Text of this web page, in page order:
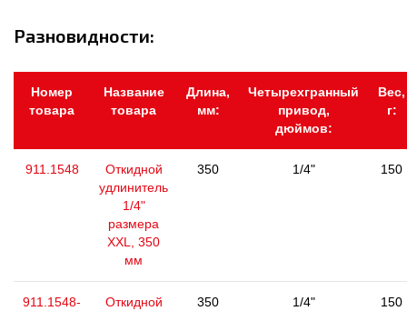
Разновидности:
Номер
товара
Название
товара
Длина,
мм:
Четырехгранный
привод,
дюймов:
Вес,
г:
911.1548
Откидной
удлинитель
1/4"
размера
XXL, 350
мм
350 1/4" 150
911.1548-
Откидной
350 1/4" 150